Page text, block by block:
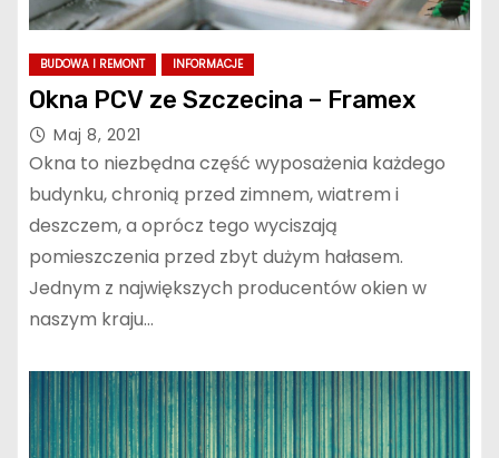
BUDOWA I REMONT INFORMACJE
Okna PCV ze Szczecina – Framex
Maj 8, 2021
Okna to niezbędna część wyposażenia każdego
budynku, chronią przed zimnem, wiatrem i
deszczem, a oprócz tego wyciszają
pomieszczenia przed zbyt dużym hałasem.
Jednym z największych producentów okien w
naszym kraju…